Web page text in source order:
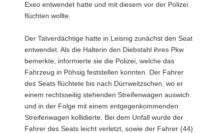
Exeo entwendet hatte und mit diesem vor der Polizei
flüchten wollte.
Der Tatverdächtige hatte in Leisnig zunächst den Seat
entwendet. Als die Halterin den Diebstahl ihres Pkw
bemerkte, informierte sie die Polizei, welche das
Fahrzeug in Pöhsig feststellen konnten. Der Fahrer
des Seats flüchtete bis nach Dürrweitzschen, wo er
einem rechtsseitig stehenden Streifenwagen auswich
und in der Folge mit einem entgegenkommenden
Streifenwagen kollidierte. Bei dem Unfall wurde der
Fahrer des Seats leicht verletzt, sowie der Fahrer (44)